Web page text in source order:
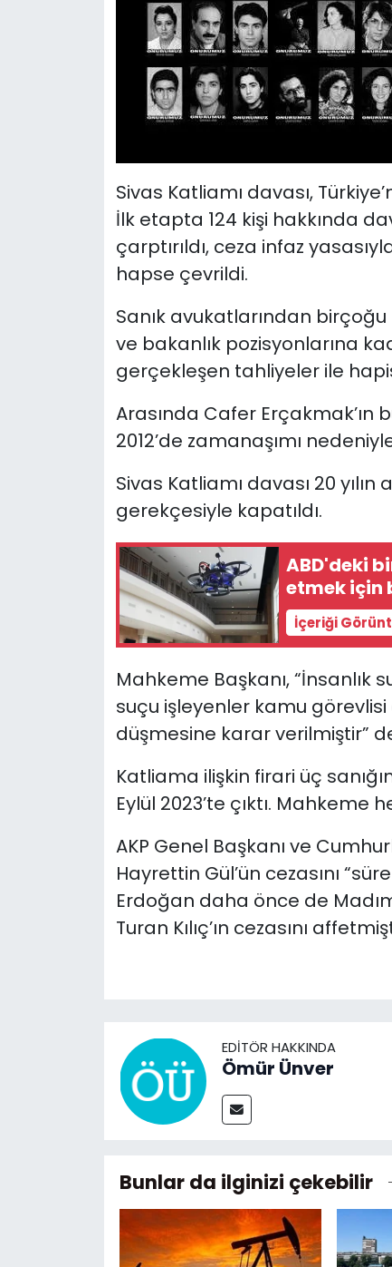
Sivas Katliamı davası,
İlk etapta 124 kişi hakkında
çarptırıldı, ceza infaz
hapse çevrildi.
Sanık avukatlarından
ve bakanlık pozisyonlarına
gerçekleşen tahliyeler ile
Arasında Cafer Erçakmak’ın
2012’de zamanaşımı
Sivas Katliamı davası 20 yılın
gerekçesiyle kapatıldı.
ABD'deki
etmek için
İçeriği
Mahkeme Başkanı, “İnsanlık
suçu işleyenler kamu görevlisi
düşmesine karar verilmiştir”
Katliama ilişkin firari üç
Eylül 2023’te çıktı.
AKP Genel Başkanı ve
Hayrettin Gül’ün cezasını
Erdoğan daha önce de
Turan Kılıç’ın cezasını
EDITÖR HAKKINDA
Ömür Ünver
Bunlar da ilginizi çekebilir